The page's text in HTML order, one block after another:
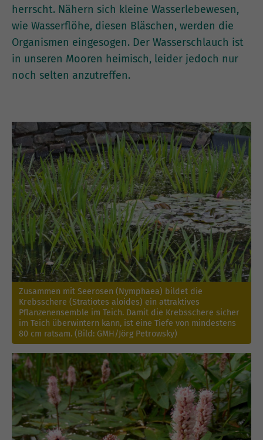
herrscht. Nähern sich kleine Wasserlebewesen,
wie Wasserflöhe, diesen Bläschen, werden die
Organismen eingesogen. Der Wasserschlauch ist
in unseren Mooren heimisch, leider jedoch nur
noch selten anzutreffen.
Zusammen mit Seerosen (Nymphaea) bildet die
Krebsschere (Stratiotes aloides) ein attraktives
Pflanzenensemble im Teich. Damit die Krebsschere sicher
im Teich überwintern kann, ist eine Tiefe von mindestens
80 cm ratsam. (Bild: GMH/Jörg Petrowsky)